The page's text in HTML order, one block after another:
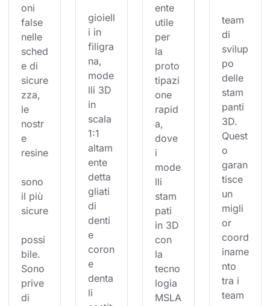
oni
false
nelle
sched
e di
sicure
zza,
le
nostr
e
resine
sono
il più
sicure
possi
bile.
Sono
prive
di
gioiell
i in
filigra
na,
mode
lli 3D
in
scala
1:1
altam
ente
detta
gliati
di
denti
e
coron
e
denta
li
ente
utile
per
la
proto
tipazi
one
rapid
a,
dove
i
mode
lli
stam
pati
in 3D
con
la
tecno
logia
MSLA
team
di
svilup
po
delle
stam
panti
3D.
Quest
o
garan
tisce
un
migli
or
coord
iname
nto
tra i
team